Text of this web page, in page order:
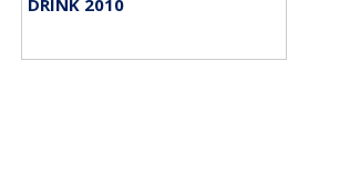
DRINK 2010